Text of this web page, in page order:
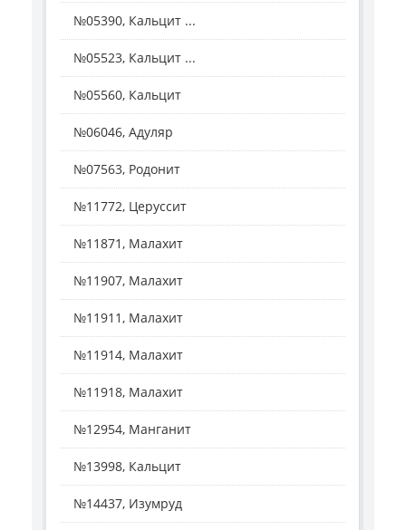
№05390, Кальцит ...
№05523, Кальцит ...
№05560, Кальцит
№06046, Адуляр
№07563, Родонит
№11772, Церуссит
№11871, Малахит
№11907, Малахит
№11911, Малахит
№11914, Малахит
№11918, Малахит
№12954, Манганит
№13998, Кальцит
№14437, Изумруд